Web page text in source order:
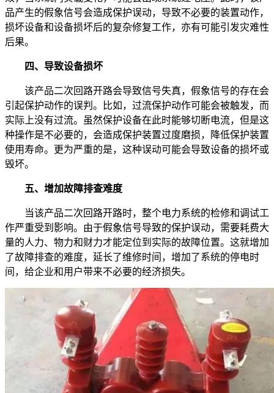
品产生的假象信号会造成保护误动，导致不必要的装置动作，
损坏设备和设备损坏后的复杂修复工作，亦有可能引发灾难性
后果。
四、导致设备损坏
该产品二次回路开路会导致信号失真，假象信号的存在会
引起保护动作的误判。比如，过流保护动作可能会被触发，而
实际上没有过流。虽然保护设备在此时能够切断电流，但是这
种操作是不必要的，会造成保护装置过度磨损，降低保护装置
使用寿命。更为严重的是，这种误动可能会导致设备的损坏或
毁坏。
五、增加故障排查难度
当该产品二次回路开路时，整个电力系统的检修和调试工
作严重受到影响。由于假象信号导致的保护误动，需要耗费大
量的人力、物力和财力才能定位到实际的故障位置。这就增加
了故障排查的难度，延长了维修时间，增加了系统的停电时
间，给企业和用户带来不必要的经济损失。